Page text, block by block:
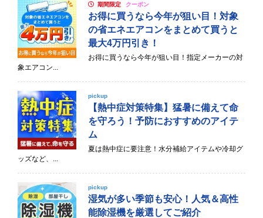
期間限定 クーポン
お得に買うなら今年が狙い目！対象
の省エネエアコンをまとめて買うと
最大4万円引き！
お得に買うなら今年が狙い目！指定メーカーの対
象エアコン...
pickup
【熱中症対策特集】猛暑に備えて命
を守ろう！予防におすすめのアイテ
ム
夏は熱中症に要注意！水分補給アイテムや冷却グ
ッズなど、...
pickup
湿気が多い季節も安心！人気＆高性
能除湿機を厳選してご紹介